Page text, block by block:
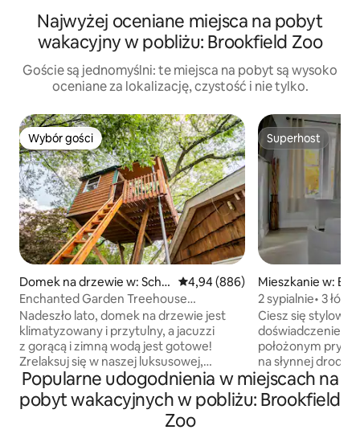
Najwyżej oceniane miejsca na pobyt
wakacyjny w pobliżu: Brookfield Zoo
Goście są jednomyślni: te miejsca na pobyt są wysoko
oceniane za lokalizację, czystość i nie tylko.
Wybór gości
Wybór gości
Domek na drzewie w: Scha
umburg
Średnia ocena: 4,94 na 5, liczba
4,94 (886)
Enchanted Garden Treehouse
(Amenity*)
Nadeszło lato, domek na drzewie jest
klimatyzowany i przytulny, a jacuzzi
z gorącą i zimną wodą jest gotowe!
Zrelaksuj się w naszej luksusowej,
przyjaznej dla 420, bardzo prywatnej,
cedrowej balii o głębokości 4 stóp,
otoczonej wiecznie zielonymi drzewami,
podczas gdy księżyc i gwiazdy wirują nad
Superhost
Superhost
Mieszkanie w:
2 sypialnie• 3
Apartament w
Ciesz się
doświadczeniem
położonym
na słynnej drodze
uporządkowane,
II piętro.
6 osób. Dodano
Popularne udogodnienia w miejscach na
pobyt wakacyjnych w pobliżu: Brookfield
Zoo